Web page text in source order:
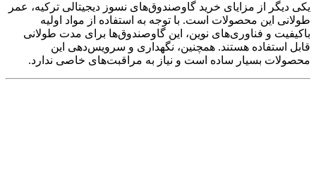
یکی دیگر از مزایای خرید گاوصندوق‌های نسوز دیجیتالی ترکیه، عمر
طولانی این محصولات است. با توجه به استفاده از مواد اولیه
باکیفیت و فناوری‌های نوین، این گاوصندوق‌ها برای مدت طولانی
قابل استفاده هستند. همچنین، نگهداری و سرویس‌دهی این
محصولات بسیار ساده است و نیاز به مراقبت‌های خاصی ندارد.